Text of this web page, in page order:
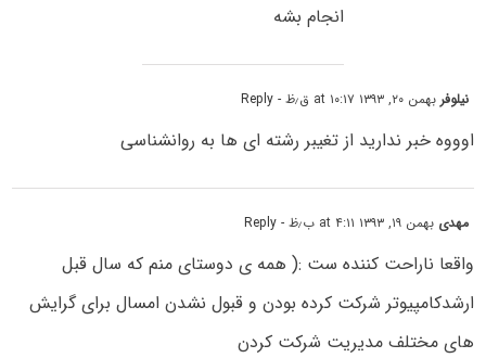
انجام بشه
نیلوفربهمن ۲۰, ۱۳۹۳ at ۱۰:۱۷ ق٫ظ - Reply
اوووه خبر ندارید از تغیبر رشته ای ها به روانشناسی
مهدی بهمن ۱۹, ۱۳۹۳ at ۴:۱۱ ب٫ظ - Reply
واقعا ناراحت کننده ست :( همه ی دوستای منم که سال قبل
ارشدکامپیوتر شرکت کرده بودن و قبول نشدن امسال برای گرایش
های مختلف مدیریت شرکت کردن